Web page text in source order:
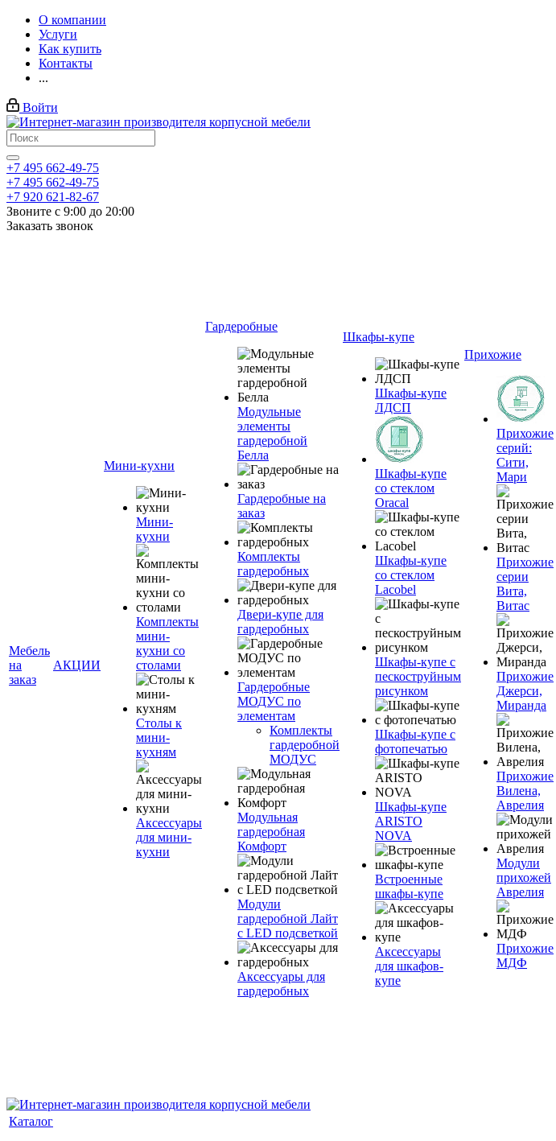
О компании
Услуги
Как купить
Контакты
...
Войти
+7 495 662-49-75
+7 495 662-49-75
+7 920 621-82-67
Звоните с 9:00 до 20:00
Заказать звонок
Мебель
на
заказ
АКЦИИ
Мини-кухни
Мини-
кухни
Комплекты
мини-
кухни со
столами
Столы к
мини-
кухням
Аксессуары
для мини-
кухни
Гардеробные
Модульные
элементы
гардеробной
Белла
Гардеробные на
заказ
Комплекты
гардеробных
Двери-купе для
гардеробных
Гардеробные
МОДУС по
элементам
Комплекты
гардеробной
МОДУС
Модульная
гардеробная
Комфорт
Модули
гардеробной Лайт
с LED подсветкой
Аксессуары для
гардеробных
Шкафы-купе
Шкафы-купе
ЛДСП
Шкафы-купе
со стеклом
Oracal
Шкафы-купе
со стеклом
Lacobel
Шкафы-купе с
пескоструйным
рисунком
Шкафы-купе с
фотопечатью
Шкафы-купе
ARISTO
NOVA
Встроенные
шкафы-купе
Аксессуары
для шкафов-
купе
Прихожие
Прихожие
серий:
Сити,
Мари
Прихожие
серии
Вита,
Витас
Прихожие
Джерси,
Миранда
Прихожие
Вилена,
Аврелия
Модули
прихожей
Аврелия
Прихожие
МДФ
Каталог